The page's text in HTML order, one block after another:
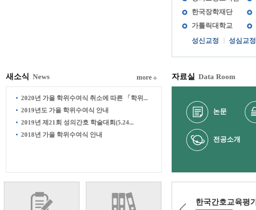
한국장학재단
가톨릭대학교
성신교정 성심교정
새소식 News
2020년 가을 학위수여식 취소에 따른 「학위...
2019년도 가을 학위수여식 안내
2019년 제21회 성의간호 학술대회(5.24...
2018년 가을 학위수여식 안내
more 자료실 Data Room
논문
전공소개